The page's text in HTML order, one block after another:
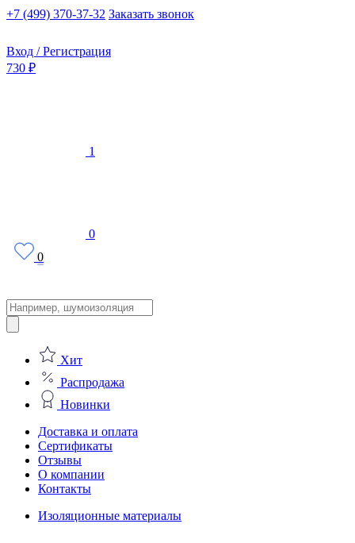
+7 (499) 370-37-32 Заказать звонок
Вход / Регистрация
730 ₽
1
0
0
Поиск
товаров
Хит
Распродажа
Новинки
Доставка и оплата
Сертификаты
Отзывы
О компании
Контакты
Изоляционные материалы